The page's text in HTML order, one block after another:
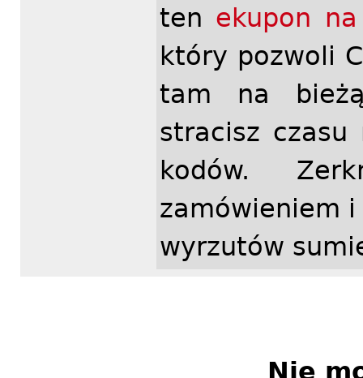
ten ekupon
który pozwoli
tam na
stracisz czasu
kodów.
zamówieniem
wyrzutów
Nie